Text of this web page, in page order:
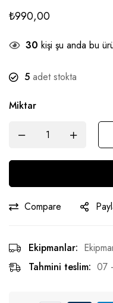
₺990,00
30 kişi şu anda bu
5 adet stokta
Miktar
Compare
Ekipmanlar:
Tahmini teslim: 07